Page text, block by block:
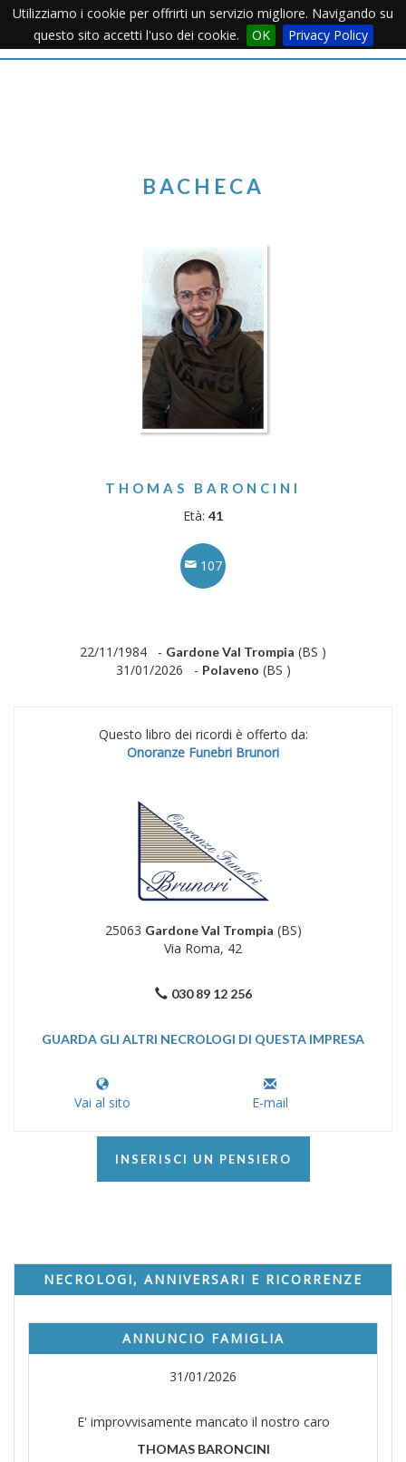
Utilizziamo i cookie per offrirti un servizio migliore. Navigando su
questo sito accetti l'uso dei cookie.
OK Privacy PolicyMenu
BACHECA
THOMAS BARONCINI
Età: 41
107
22/11/1984 - Gardone Val Trompia (BS )
31/01/2026 - Polaveno (BS )
Questo libro dei ricordi è offerto da:
Onoranze Funebri Brunori
25063 Gardone Val Trompia (BS)
Via Roma, 42
030 89 12 256
GUARDA GLI ALTRI NECROLOGI DI QUESTA IMPRESA
Vai al sito E-mail
INSERISCI UN PENSIERO
NECROLOGI, ANNIVERSARI E RICORRENZE
ANNUNCIO FAMIGLIA
31/01/2026
E' improvvisamente mancato il nostro caro
THOMAS BARONCINI